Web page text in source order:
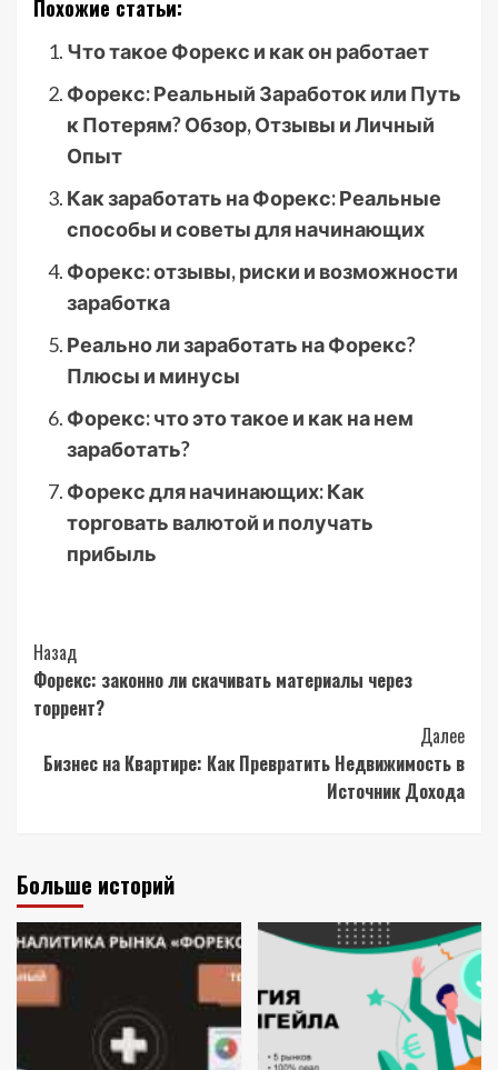
Похожие статьи:
Что такое Форекс и как он работает
Форекс: Реальный Заработок или Путь
к Потерям? Обзор, Отзывы и Личный
Опыт
Как заработать на Форекс: Реальные
способы и советы для начинающих
Форекс: отзывы, риски и возможности
заработка
Реально ли заработать на Форекс?
Плюсы и минусы
Форекс: что это такое и как на нем
заработать?
Форекс для начинающих: Как
торговать валютой и получать
прибыль
Post
Navigation
Назад
Форекс: законно ли скачивать материалы через
торрент?
Далее
Бизнес на Квартире: Как Превратить Недвижимость в
Источник Дохода
Больше историй